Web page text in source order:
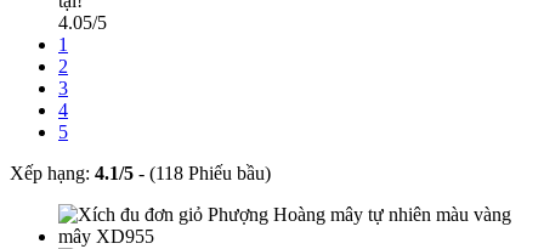
4.05/5
1
2
3
4
5
Xếp hạng: 4.1/5 - (118 Phiếu bầu)